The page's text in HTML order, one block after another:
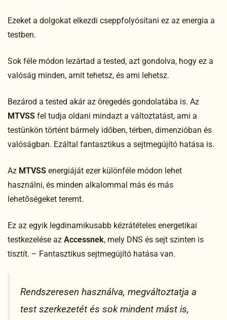
Ezeket a dolgokat elkezdi cseppfolyósítani ez az energia a
testben.
Sok féle módon lezártad a tested, azt gondolva, hogy ez a
valóság minden, amit tehetsz, és ami lehetsz.
Bezárod a tested akár az öregedés gondolatába is. Az
MTVSS fel tudja oldani mindazt a változtatást, ami a
testünkön történt bármely időben, térben, dimenzióban és
valóságban. Ezáltal fantasztikus a sejtmegújító hatása is.
Az MTVSS energiáját ezer különféle módon lehet
használni, és minden alkalommal más és más
lehetőségeket teremt.
Ez az egyik legdinamikusabb kézrátételes energetikai
testkezelése az Accessnek, mely DNS és sejt szinten is
tisztít. – Fantasztikus sejtmegújító hatása van.
Rendszeresen használva, megváltoztatja a
test szerkezetét és sok mindent mást is,